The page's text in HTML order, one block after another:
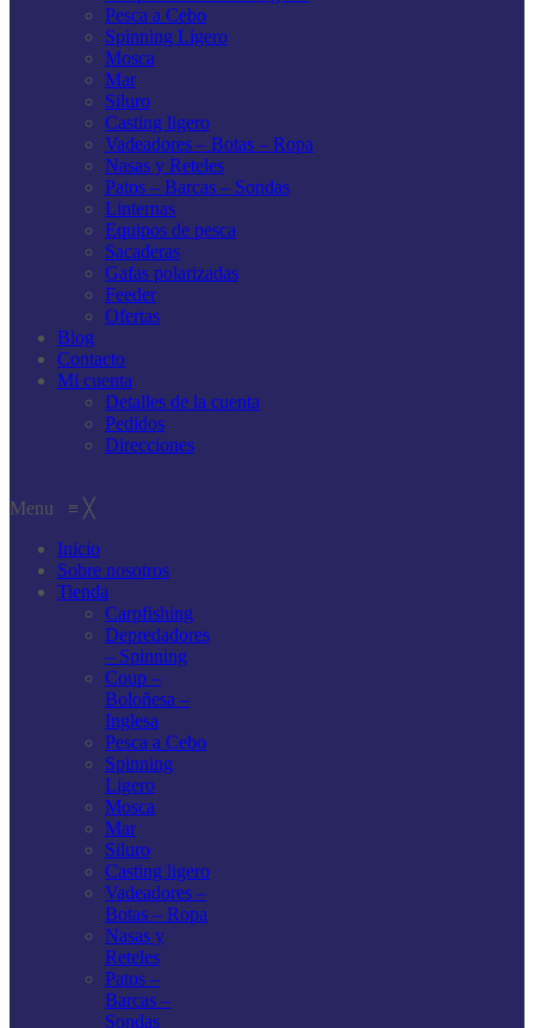
Pesca a Cebo
Spinning Ligero
Mosca
Mar
Siluro
Casting ligero
Vadeadores – Botas – Ropa
Nasas y Reteles
Patos – Barcas – Sondas
Linternas
Equipos de pesca
Sacaderas
Gafas polarizadas
Feeder
Ofertas
Blog
Contacto
Mi cuenta
Detalles de la cuenta
Pedidos
Direcciones
Menu ≡ ╳
Inicio
Sobre nosotros
Tienda
Carpfishing
Depredadores
– Spinning
Coup –
Boloñesa –
Inglesa
Pesca a Cebo
Spinning
Ligero
Mosca
Mar
Siluro
Casting ligero
Vadeadores –
Botas – Ropa
Nasas y
Reteles
Patos –
Barcas –
Sondas